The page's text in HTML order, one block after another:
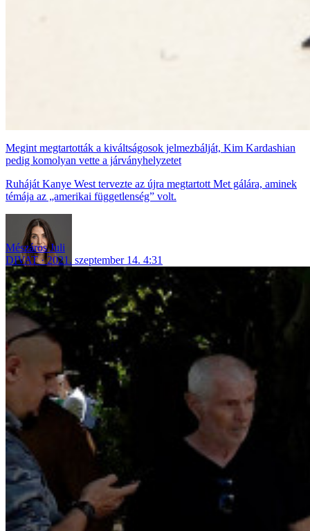
Megint megtartották a kiváltságosok jelmezbálját, Kim Kardashian
pedig komolyan vette a járványhelyzetet
Ruháját Kanye West tervezte az újra megtartott Met gálára, aminek
témája az „amerikai függetlenség” volt.
Mészáros Juli
DIVAT
2021. szeptember 14. 4:31